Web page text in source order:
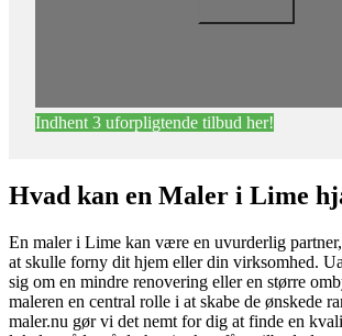
Indhent 3 uforpligtende tilbud her!
Hvad kan en Maler i Lime
En maler i Lime kan være en uvurderlig
at skulle forny dit hjem eller din virksomhed.
sig om en mindre renovering eller en større
maleren en central rolle i at skabe de ønskede
maler.nu gør vi det nemt for dig at finde en